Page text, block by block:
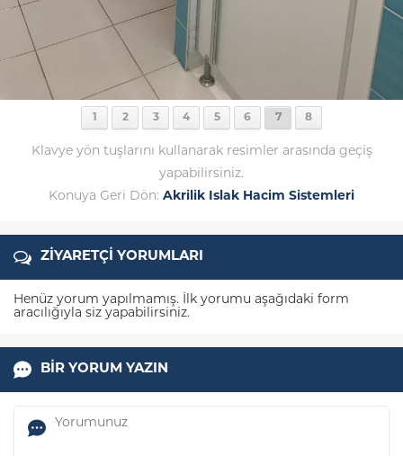
2 3 4 5 6 7 8
Klavye yön tuşlarını kullanarak resimler arasında geçiş
yapabilirsiniz.
Konuya Geri Dön: Akrilik Islak Hacim Sistemleri
ZİYARETÇİ YORUMLARI
Henüz yorum yapılmamış. İlk yorumu aşağıdaki form
aracılığıyla siz yapabilirsiniz.
BİR YORUM YAZIN